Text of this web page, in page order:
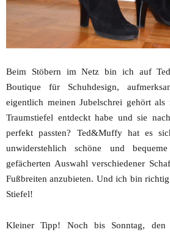
Beim Stöbern im Netz bin ich auf
Boutique für Schuhdesign,
eigentlich meinen Jubelschrei gehört
Traumstiefel entdeckt habe und sie
perfekt passten? Ted&Muffy hat es
unwiderstehlich schöne und
gefächerten Auswahl verschiedener
Fußbreiten anzubieten. Und ich bin
Stiefel!
Kleiner Tipp! Noch bis Sonntag,